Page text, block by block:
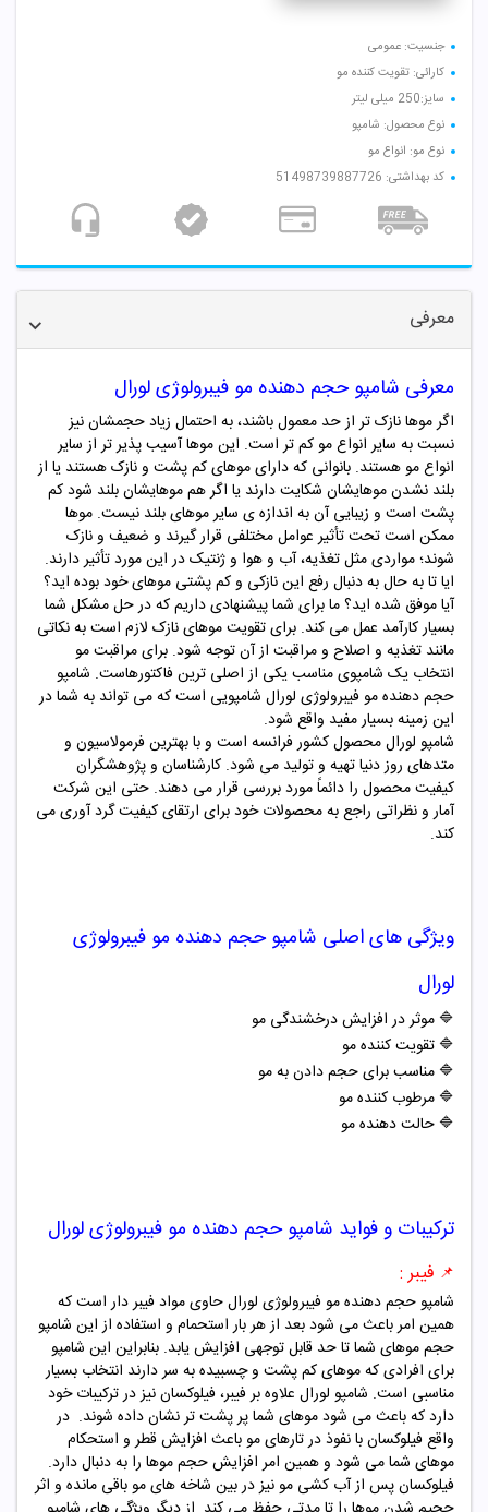
جنسیت: عمومی
کارائی: تقویت کننده مو
سایز:250 میلی لیتر
نوع محصول: شامپو
نوع مو: انواع مو
کد بهداشتی: 51498739887726
معرفی
معرفی شامپو حجم دهنده مو فیبرولوژی لورال
اگر موها نازک تر از حد معمول باشند، به احتمال زیاد حجمشان نیز
نسبت به سایر انواع مو کم تر است. این موها آسیب پذیر تر از سایر
انواع مو هستند. بانوانی که دارای موهای کم پشت و نازک هستند یا از
بلند نشدن موهایشان شکایت دارند یا اگر هم موهایشان بلند شود کم
پشت است و زیبایی آن به اندازه ی سایر موهای بلند نیست. موها
ممکن است تحت تأثیر عوامل مختلفی قرار گیرند و ضعیف و نازک
شوند؛ مواردی مثل تغذیه، آب و هوا و ژنتیک در این مورد تأثیر دارند.
ایا تا به حال به دنبال رفع این نازکی و کم پشتی موهای خود بوده اید؟
آیا موفق شده اید؟ ما برای شما پیشنهادی داریم که در حل مشکل شما
بسیار کارآمد عمل می کند. برای تقویت موهای نازک لازم است به نکاتی
مانند تغذیه و اصلاح و مراقبت از آن توجه شود. برای مراقبت مو
انتخاب یک شامپوی مناسب یکی از اصلی ترین فاکتورهاست. شامپو
حجم دهنده مو فیبرولوژی لورال شامپویی است که می تواند به شما در
این زمینه بسیار مفید واقع شود.
شامپو لورال محصول کشور فرانسه است و با بهترین فرمولاسیون و
متدهای روز دنیا تهیه و تولید می شود. کارشناسان و پژوهشگران
کیفیت محصول را دائماً مورد بررسی قرار می دهند. حتی این شرکت
آمار و نظراتی راجع به محصولات خود برای ارتقای کیفیت گرد آوری می
کند.
ویژگی های اصلی شامپو حجم دهنده مو فیبرولوژی
لورال
🔷 موثر در افزایش درخشندگی مو
🔷 تقویت کننده مو
🔷 مناسب برای حجم دادن به مو
🔷 مرطوب کننده مو
🔷 حالت دهنده مو
ترکیبات و فواید شامپو حجم دهنده مو فیبرولوژی لورال
📌 فیبر :
شامپو حجم دهنده مو فیبرولوژی لورال حاوی مواد فیبر دار است که
همین امر باعث می شود بعد از هر بار استحمام و استفاده از این شامپو
حجم موهای شما تا حد قابل توجهی افزایش یابد. بنابراین این شامپو
برای افرادی که موهای کم پشت و چسبیده به سر دارند انتخاب بسیار
مناسبی است. شامپو لورال علاوه بر فیبر، فیلوکسان نیز در ترکیبات خود
دارد که باعث می شود موهای شما پر پشت تر نشان داده شوند. در
واقع فیلوکسان با نفوذ در تارهای مو باعث افزایش قطر و استحکام
موهای شما می شود و همین امر افزایش حجم موها را به دنبال دارد.
فیلوکسان پس از آب کشی مو نیز در بین شاخه های مو باقی مانده و اثر